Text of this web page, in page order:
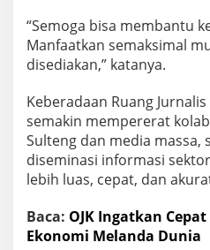
“Semoga bisa membantu
Manfaatkan semaksimal
disediakan,” katanya.
Keberadaan Ruang
semakin mempererat
Sulteng dan media
diseminasi informasi
lebih luas, cepat, dan
Baca: OJK Ingatkan
Ekonomi Melanda Dunia